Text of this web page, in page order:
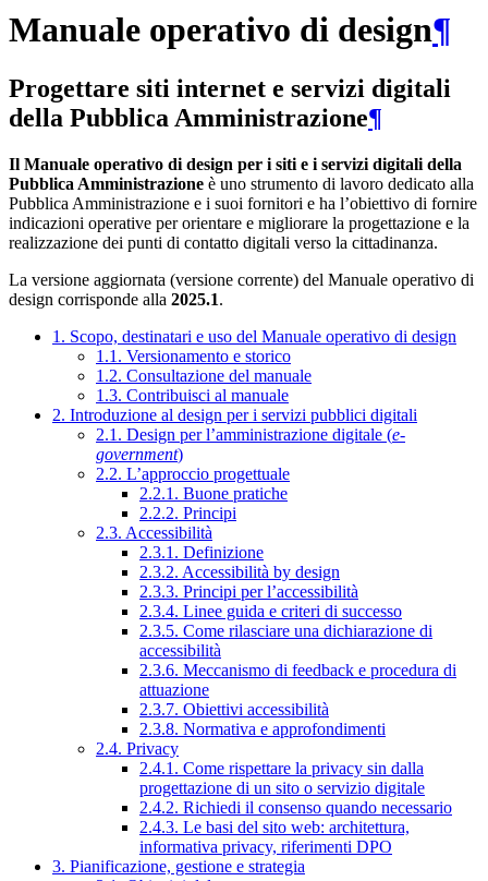
Manuale operativo di design¶
Progettare siti internet e servizi digitali
della Pubblica Amministrazione¶
Il Manuale operativo di design per i siti e i servizi digitali della
Pubblica Amministrazione è uno strumento di lavoro dedicato alla
Pubblica Amministrazione e i suoi fornitori e ha l’obiettivo di fornire
indicazioni operative per orientare e migliorare la progettazione e la
realizzazione dei punti di contatto digitali verso la cittadinanza.
La versione aggiornata (versione corrente) del Manuale operativo di
design corrisponde alla 2025.1.
1. Scopo, destinatari e uso del Manuale operativo di design
1.1. Versionamento e storico
1.2. Consultazione del manuale
1.3. Contribuisci al manuale
2. Introduzione al design per i servizi pubblici digitali
2.1. Design per l’amministrazione digitale (e-
government)
2.2. L’approccio progettuale
2.2.1. Buone pratiche
2.2.2. Principi
2.3. Accessibilità
2.3.1. Definizione
2.3.2. Accessibilità by design
2.3.3. Principi per l’accessibilità
2.3.4. Linee guida e criteri di successo
2.3.5. Come rilasciare una dichiarazione di
accessibilità
2.3.6. Meccanismo di feedback e procedura di
attuazione
2.3.7. Obiettivi accessibilità
2.3.8. Normativa e approfondimenti
2.4. Privacy
2.4.1. Come rispettare la privacy sin dalla
progettazione di un sito o servizio digitale
2.4.2. Richiedi il consenso quando necessario
2.4.3. Le basi del sito web: architettura,
informativa privacy, riferimenti DPO
3. Pianificazione, gestione e strategia